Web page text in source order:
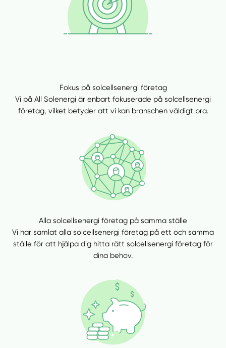
Välj tillvägagångssätt
Fokus på solcellsenergi företag
Vi på All Solenergi är enbart fokuserade på solcellsenergi
företag, vilket betyder att vi kan branschen väldigt bra.
Alla solcellsenergi företag på samma ställe
Vi har samlat alla solcellsenergi företag på ett och samma
ställe för att hjälpa dig hitta rätt solcellsenergi företag för
dina behov.